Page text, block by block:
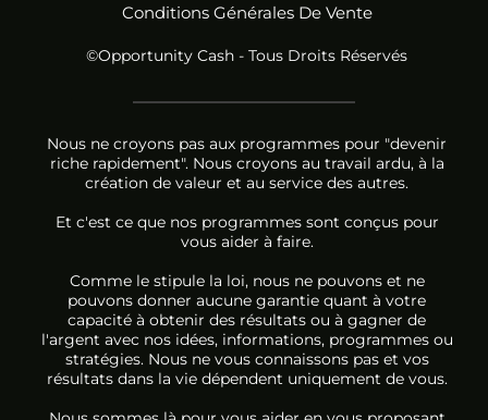
Conditions Générales De Vente
©Opportunity Cash - Tous Droits Réservés
Nous ne croyons pas aux programmes pour "devenir
riche rapidement". Nous croyons au travail ardu, à la
création de valeur et au service des autres.
Et c'est ce que nos programmes sont conçus pour
vous aider à faire.
Comme le stipule la loi, nous ne pouvons et ne
pouvons donner aucune garantie quant à votre
capacité à obtenir des résultats ou à gagner de
l'argent avec nos idées, informations, programmes ou
stratégies. Nous ne vous connaissons pas et vos
résultats dans la vie dépendent uniquement de vous.